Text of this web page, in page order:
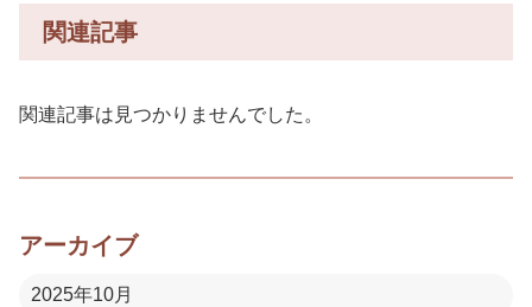
関連記事
関連記事は見つかりませんでした。
アーカイブ
2025年10月